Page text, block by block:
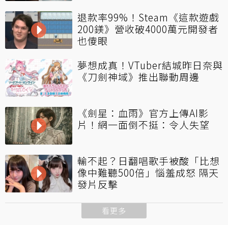
退款率99%！Steam《這款遊戲
200鎂》營收破4000萬元開發者
也傻眼
夢想成真！VTuber結城昨日奈與
《刀劍神域》推出聯動周邊
《劍星：血雨》官方上傳AI影
片！網一面倒不挺：令人失望
輸不起？日翻唱歌手被酸「比想
像中難聽500倍」惱羞成怒 隔天
發片反擊
看更多